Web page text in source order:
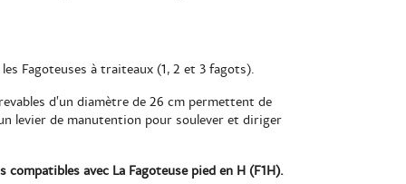
Fagoteuses à traiteaux (1, 2 et 3 fagots).
d’un diamètre de 26 cm permettent de
levier de manutention pour soulever et diriger
compatibles avec La Fagoteuse pied en H (F1H).